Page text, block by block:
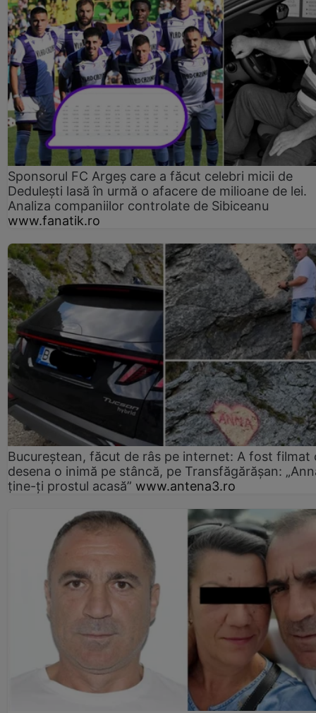
Sponsorul FC Argeș care a făcut celebri micii de
Dedulești lasă în urmă o afacere de milioane de lei.
Analiza companiilor controlate de Sibiceanu
www.fanatik.ro
Bucureștean, făcut de râs pe internet: A fost filmat
desena o inimă pe stâncă, pe Transfăgărășan:
ține-ți prostul acasă” www.antena3.ro